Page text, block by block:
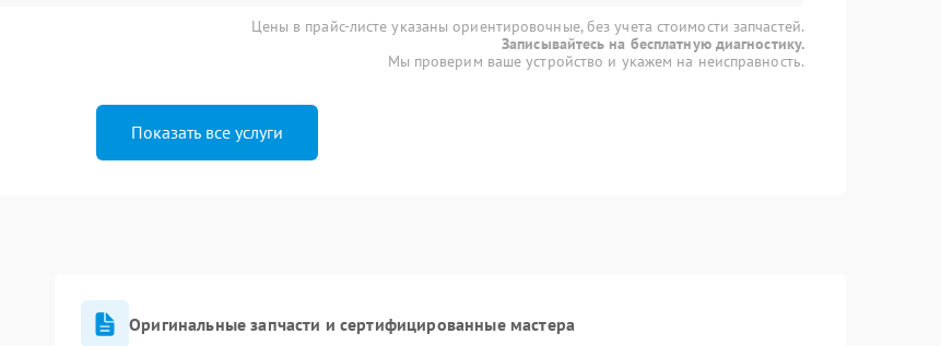
Цены в прайс-листе указаны ориентировочные, без учета стоимости запчастей.
Записывайтесь на бесплатную диагностику.
Мы проверим ваше устройство и укажем на неисправность.
Показать все услуги
Оригинальные запчасти и сертифицированные мастера